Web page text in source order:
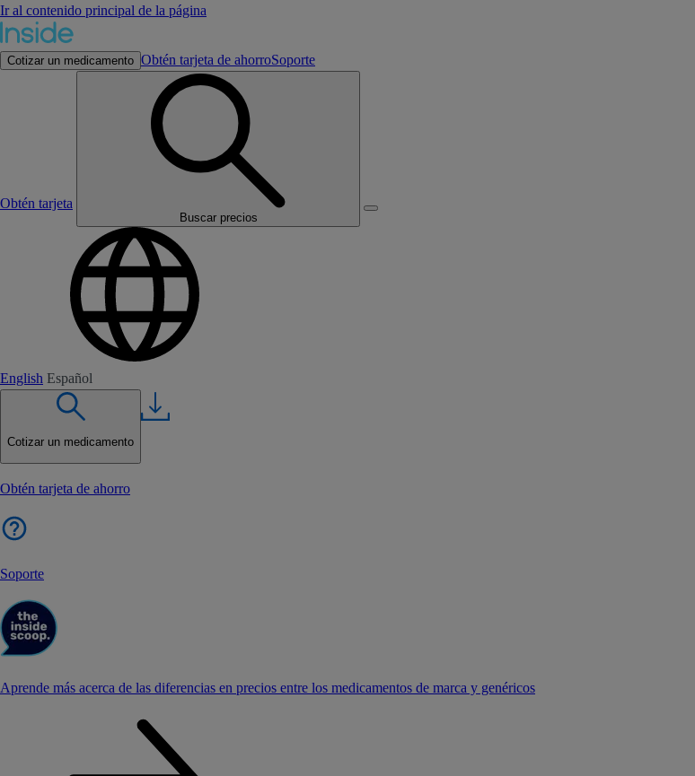
Ir al contenido principal de la página
Cotizar un medicamento Obtén tarjeta de ahorroSoporte
Obtén tarjeta
Buscar precios
English Español
Cotizar un medicamento
Obtén tarjeta de ahorro
Soporte
Aprende más acerca de las diferencias en precios entre los medicamentos de marca y genéricos